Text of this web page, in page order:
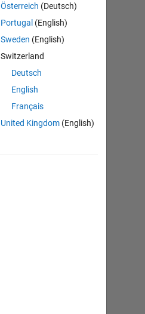
Österreich (Deutsch)
Portugal (English)
Sweden (English)
Switzerland
Deutsch
English
Français
United Kingdom (English)